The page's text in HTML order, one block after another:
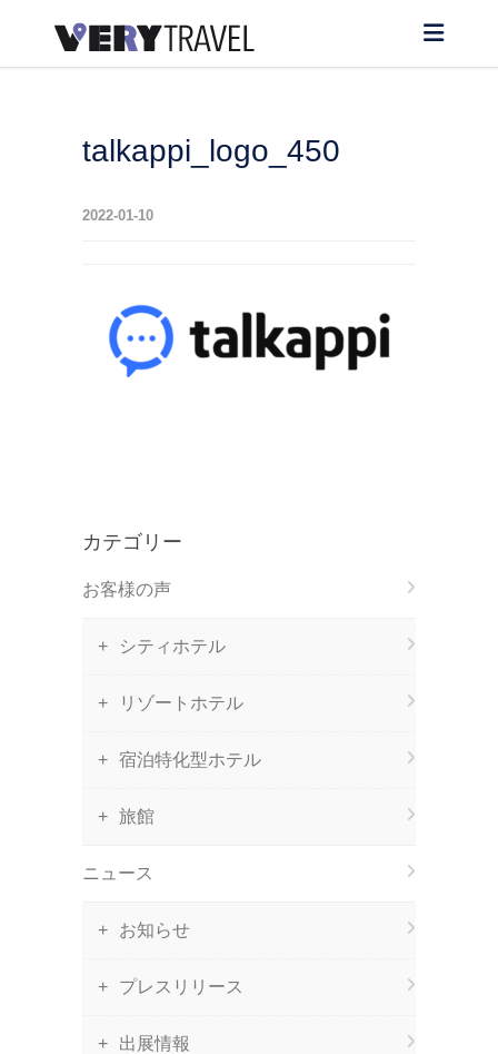
talkappi_logo_450
2022-01-10
カテゴリー
お客様の声
シティホテル
リゾートホテル
宿泊特化型ホテル
旅館
ニュース
お知らせ
プレスリリース
出展情報